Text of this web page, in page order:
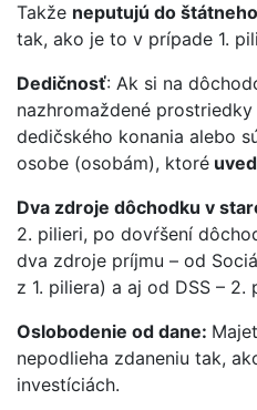
Takže neputujú do
tak, ako je to v prípade 1.
Dedičnosť: Ak si na
nazhromaždené
dedičského konania alebo
osobe (osobám), ktoré
Dva zdroje dôchodku v
2. pilieri, po dovŕšení
dva zdroje príjmu – od
z 1. piliera) a aj od DSS – 2.
Oslobodenie od dane:
nepodlieha zdaneniu tak,
investíciách.